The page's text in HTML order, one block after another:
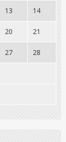
13 14
20 21
27 28